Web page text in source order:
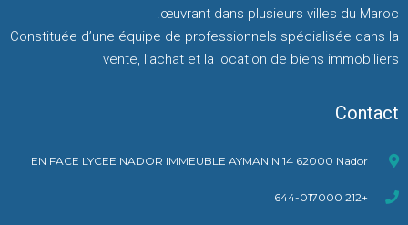
œuvrant dans plusieurs villes du Maroc.
Constituée d’une équipe de professionnels spécialisée dans la
vente, l’achat et la location de biens immobiliers
Contact
EN FACE LYCEE NADOR IMMEUBLE AYMAN N 14 62000 Nador
+212 644-017000